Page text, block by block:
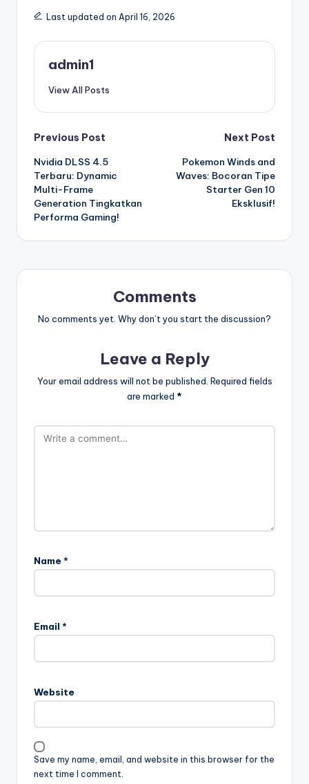
Last updated on April 16, 2026
admin1
View All Posts
Post
navigation
Previous Post
Nvidia DLSS 4.5
Terbaru: Dynamic
Multi-Frame
Generation Tingkatkan
Performa Gaming!
Next Post
Pokemon Winds and
Waves: Bocoran Tipe
Starter Gen 10
Eksklusif!
Comments
No comments yet. Why don’t you start the discussion?
Leave a Reply
Your email address will not be published. Required fields
are marked *
Name *
Email *
Website
Save my name, email, and website in this browser for the
next time I comment.